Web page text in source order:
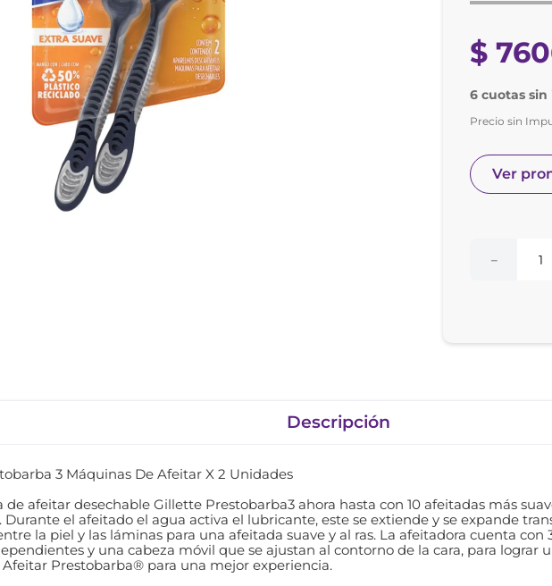
$
6 cuotas sin
Precio sin
Ver
－
Descripción
3 Máquinas De Afeitar X 2 Unidades
de afeitar desechable Gillette Prestobarba3 ahora hasta con 10 afeitadas más
el afeitado el agua activa el lubricante, este se extiende y se expande
la piel y las láminas para una afeitada suave y al ras. La afeitadora cuenta con
y una cabeza móvil que se ajustan al contorno de la cara, para lograr
Prestobarba® para una mejor experiencia.
roche posay
desodorante